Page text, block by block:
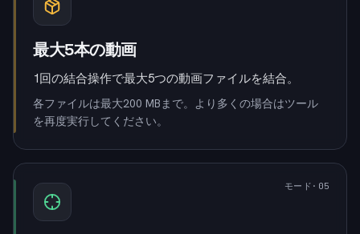
最大5本の動画
1回の結合操作で最大5つの動画ファイルを結合。
各ファイルは最大200 MBまで。より多くの場合はツール
を再度実行してください。
モード ·05